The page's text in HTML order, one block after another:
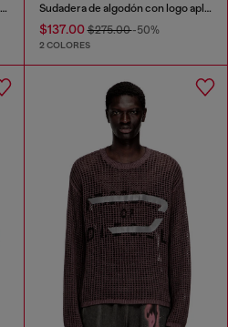
Sudadera de algodón con logo aplicado Sudadera de algodón con logo aplicado
$137.00$275.00-50%
2 COLORES